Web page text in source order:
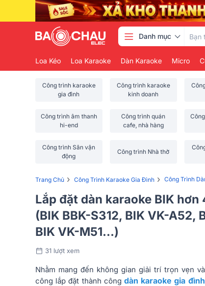
Danh mục
Loa Kéo Loa Karaoke Dàn Karaoke Micro
Công trình karaoke
gia đình
Công trình karaoke
kinh doanh
Công trình âm thanh
hi-end
Công trình quán
cafe, nhà hàng
Công trình Sân vận
động
Công trình Nhà thờ
Trang Chủ › Công Trình Karaoke Gia Đình › Công Trình
Lắp đặt dàn karaoke BIK
(BIK BBK-S312, BIK VK-A52,
BIK VK-M51...)
31 lượt xem
Nhằm mang đến không gian giải trí trọn vẹn
công lắp đặt thành côngdàn karaoke gia đình